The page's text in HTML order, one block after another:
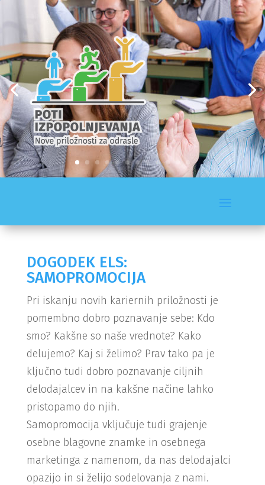
DOGODEK ELS:
SAMOPROMOCIJA
Pri iskanju novih kariernih priložnosti je
pomembno dobro poznavanje sebe: Kdo
smo? Kakšne so naše vrednote? Kako
delujemo? Kaj si želimo? Prav tako pa je
ključno tudi dobro poznavanje ciljnih
delodajalcev in na kakšne načine lahko
pristopamo do njih.
Samopromocija vključuje tudi grajenje
osebne blagovne znamke in osebnega
marketinga z namenom, da nas delodajalci
opazijo in si želijo sodelovanja z nami.